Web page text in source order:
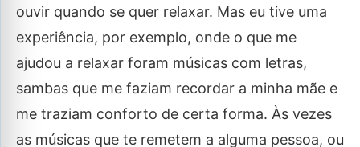
ouvir quando se quer relaxar. Mas eu tive uma
experiência, por exemplo, onde o que me
ajudou a relaxar foram músicas com letras,
sambas que me faziam recordar a minha mãe e
me traziam conforto de certa forma. Às vezes
as músicas que te remetem a alguma pessoa, ou